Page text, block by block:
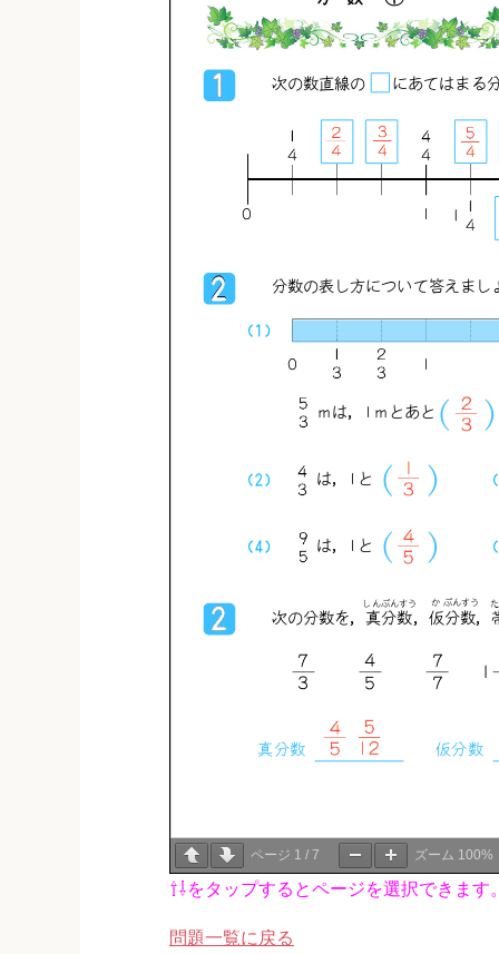
ページ 1 / 7 ズーム 100%
⇧⇩をタップするとページを選択できます
問題一覧に戻る